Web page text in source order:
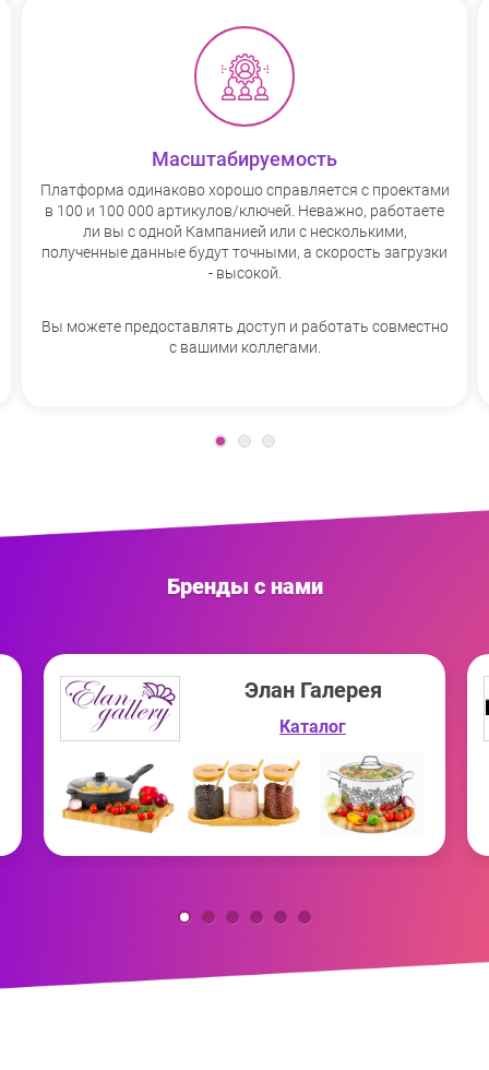
Масштабируемость
Платформа одинаково хорошо справляется с проектами
в 100 и 100 000 артикулов/ключей. Неважно, работаете
ли вы с одной Кампанией или с несколькими,
полученные данные будут точными, а скорость загрузки
- высокой.
Вы можете предоставлять доступ и работать совместно
с вашими коллегами.
Бренды с нами
Элан Галерея
Каталог